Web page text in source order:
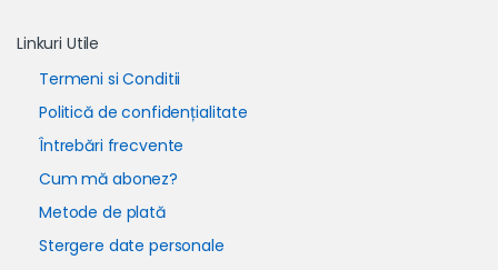
Linkuri Utile
Termeni si Conditii
Politică de confidențialitate
Întrebări frecvente
Cum mă abonez?
Metode de plată
Stergere date personale